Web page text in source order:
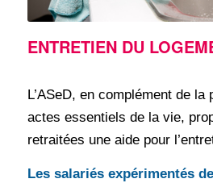
ENTRETIEN DU
L’ASeD, en complément de la
actes essentiels de la vie,
retraitées une aide pour
Les salariés expérimentés